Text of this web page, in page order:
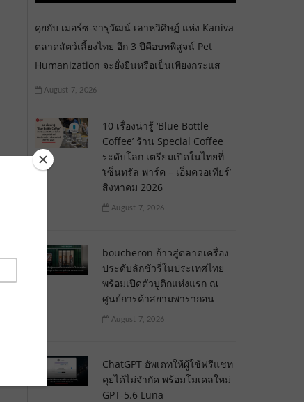
คุยกับ เมอร์ซ-จารุวัฒน์ เลาหวิศิษฏ์ แห่ง Kaniva
ตลาดสัตว์เลี้ยงไทย อีก 3 ปีคือบทพิสูจน์ Pet
Humanization จะยั่งยืนหรือเป็นเพียงกระแส
August 7, 2026
10 เรื่องน่ารู้ ‘Blue Bottle
Coffee’ ร้าน Special Coffee
ระดับโลก เตรียมเปิดในไทยที่
‘เซ็นทรัล พาร์ค – เอ็มควอเทียร์’
สิงหาคม 2026
August 7, 2026
boucheron ก้าวสู่ตลาดเครื่อง
ประดับลักชัวรี่ในประเทศไทย
พร้อมเปิดตัวบูติกแห่งแรก ณ
ศูนย์การค้าสยามพารากอน
August 7, 2026
ChatGPT อัพเดทให้ผู้ใช้ฟรีแชท
คุยได้ไม่จำกัด พร้อมโมเดลใหม่
GPT-5.6 Luna